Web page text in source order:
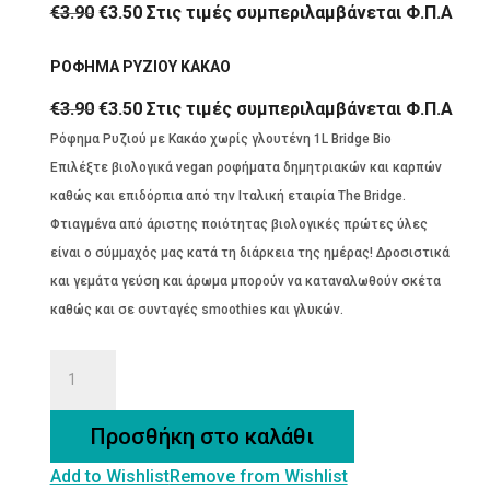
€3.90 Original
was:
€3.90.
€3.50Η
τιμή
είναι:
€3.50.
Στις τιμές συμπεριλαμβάνεται Φ.Π.Α
ΡΟΦΗΜΑ ΡΥΖΙΟΥ ΚΑΚΑΟ
€3.90 Original
price
was:
€3.90.
€3.50Η
τρέχουσα
τιμή
είναι:
€3.50.
Στις τιμές συμπεριλαμβάνεται Φ.Π.Α
Ρόφημα Ρυζιού με Κακάο χωρίς γλουτένη 1L Bridge Bio
Επιλέξτε βιολογικά vegan ροφήματα δημητριακών και καρπών
καθώς και επιδόρπια από την Ιταλική εταιρία The Bridge.
Φτιαγμένα από άριστης ποιότητας βιολογικές πρώτες ύλες
είναι ο σύμμαχός μας κατά τη διάρκεια της ημέρας! Δροσιστικά
και γεμάτα γεύση και άρωμα μπορούν να καταναλωθούν σκέτα
καθώς και σε συνταγές smoothies και γλυκών.
ποσότηταΠροσθήκη στο καλάθι
Add to WishlistRemove from Wishlist